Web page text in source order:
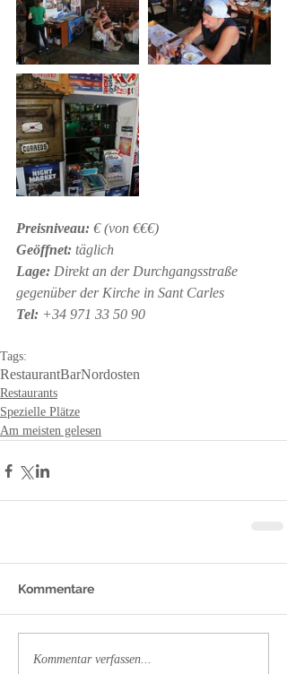
Preisniveau: € (von €€€)
Geöffnet: täglich
Lage: Direkt an der Durchgangsstraße
gegenüber der Kirche in Sant Carles
Tel: +34 971 33 50 90
Tags:
RestaurantBarNordosten
Restaurants
Spezielle Plätze
Am meisten gelesen
Kommentare
Kommentar verfassen...